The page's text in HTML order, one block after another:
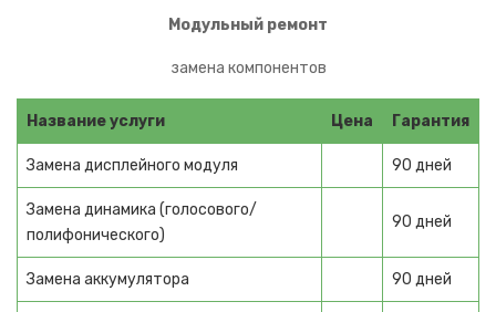
КРУПНЫЙ ТРАНСПОРТ
Электроснегокаты
Электроскутеры
Электромотоциклы
Электроквадроциклы
Сигвеи
ЛЕТНИЙ ТРАНСПОРТ
Модульный ремонт
замена компонентов
Название услуги Цена Гарантия
Замена дисплейного модуля 90 дней
Замена динамика (голосового/
полифонического)
90 дней
Замена аккумулятора 90 дней